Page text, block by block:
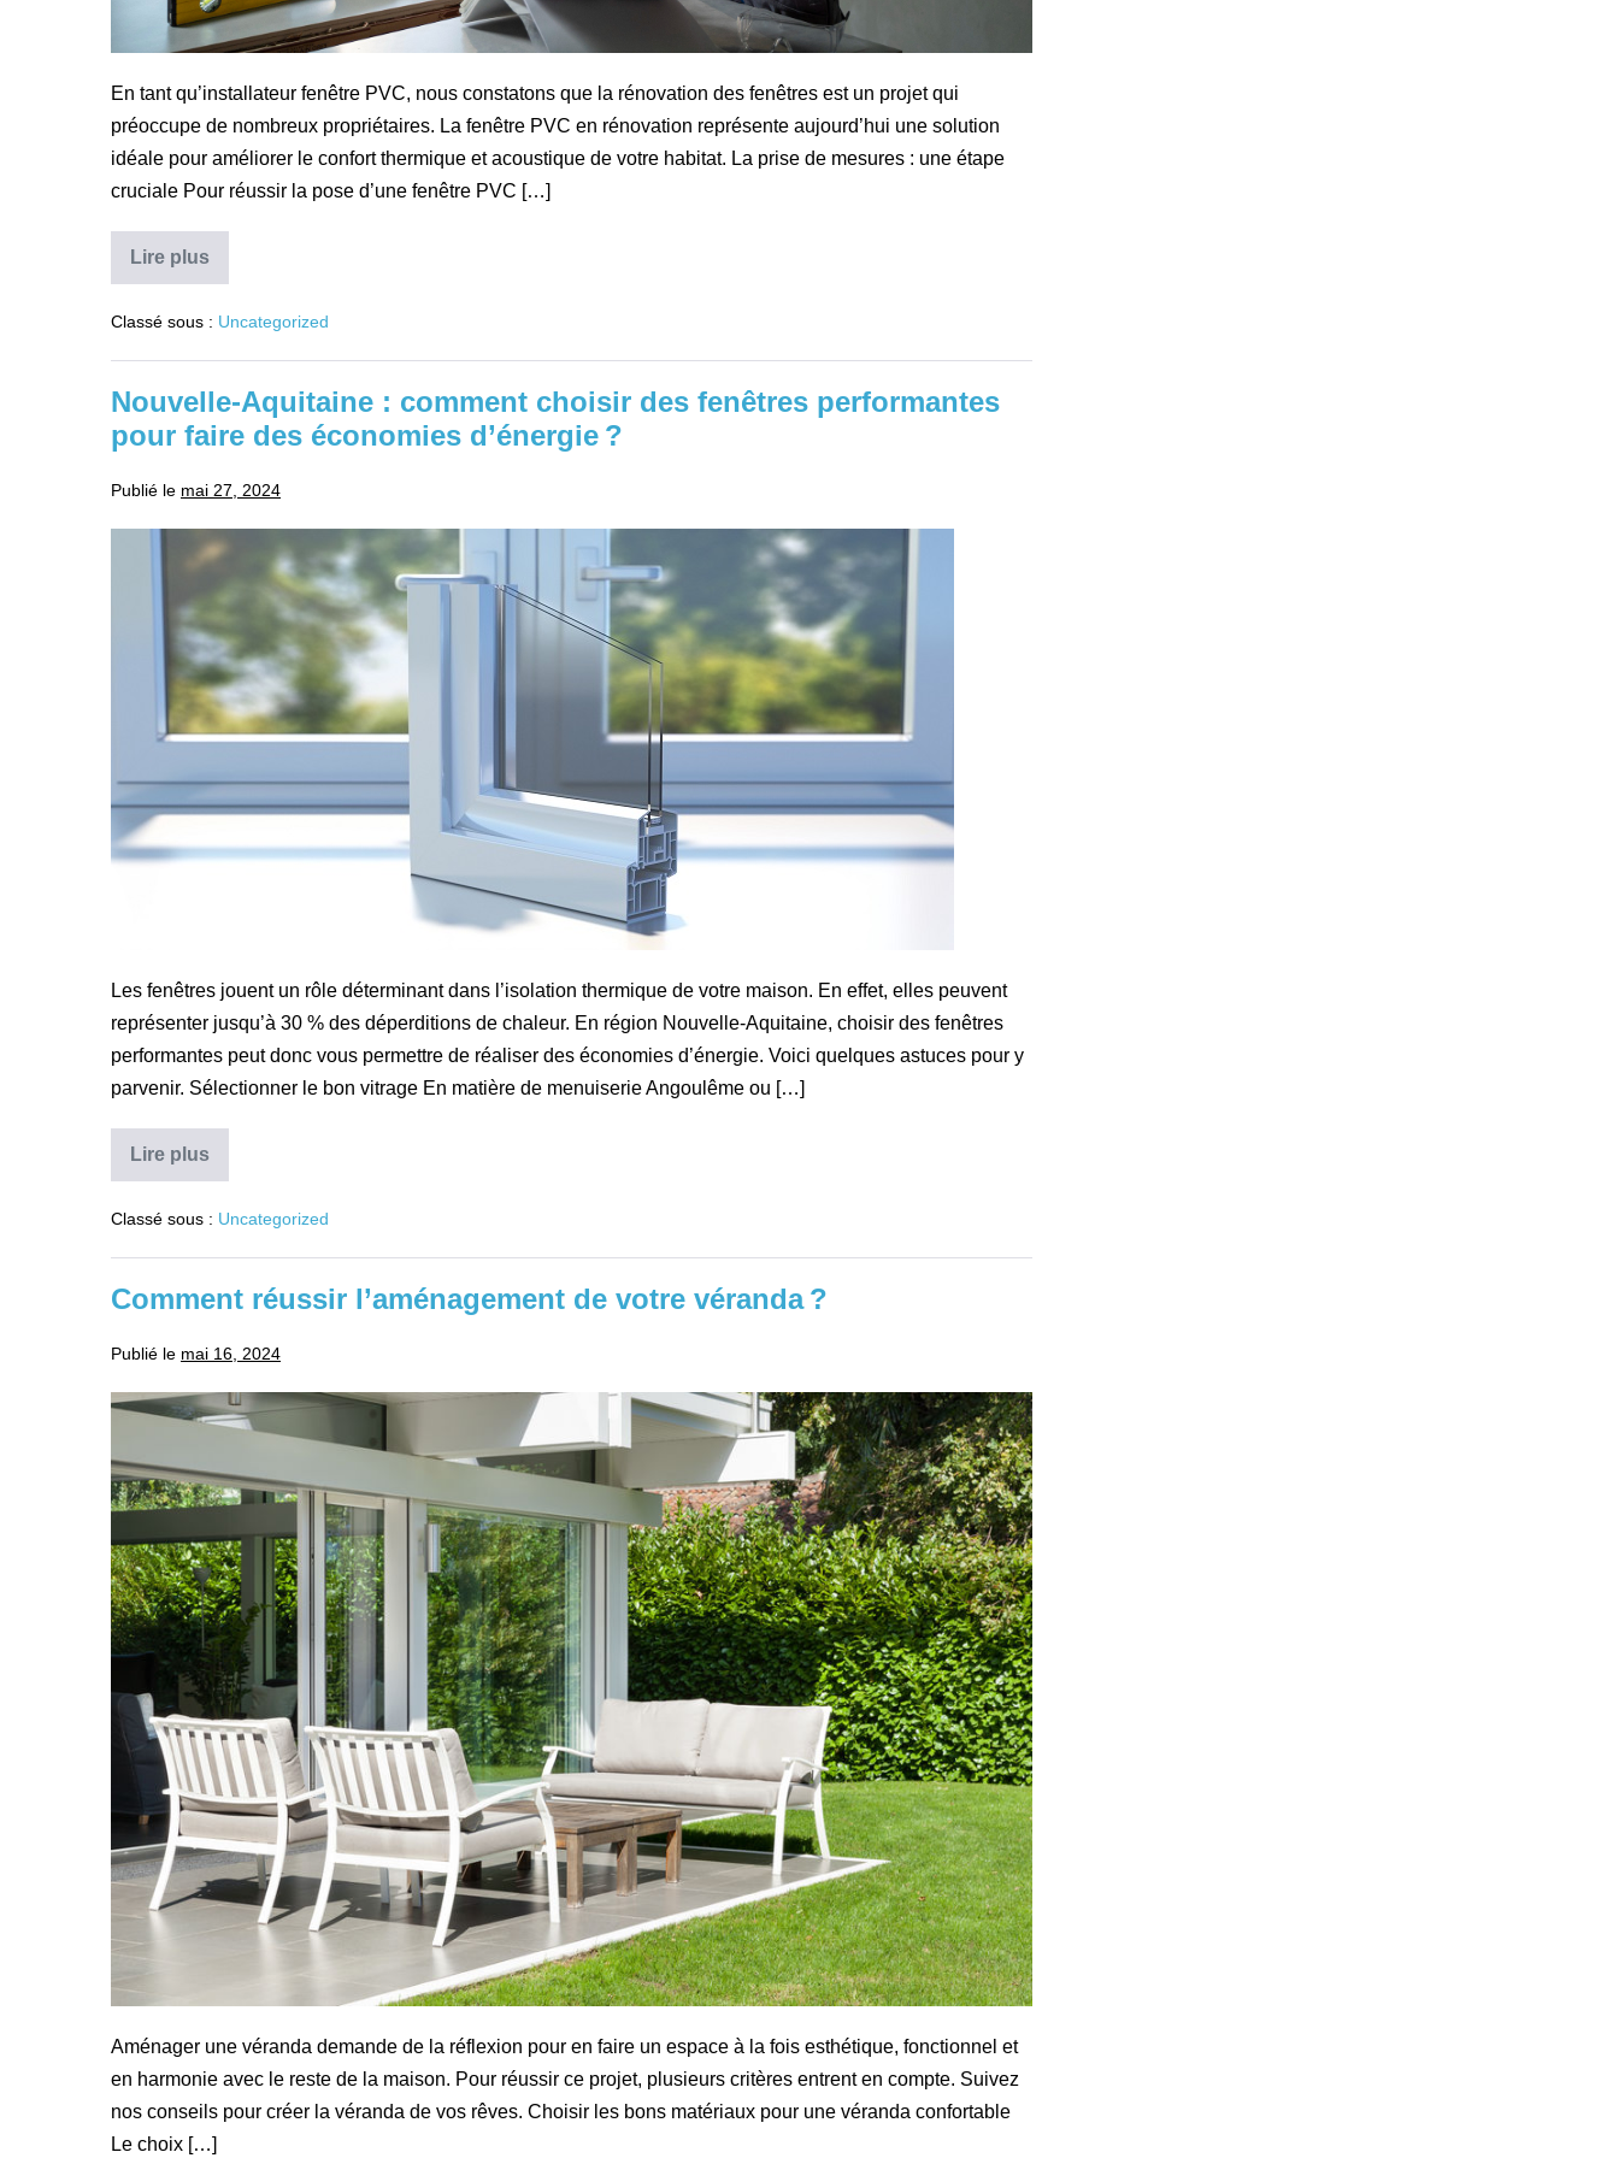
En tant qu’installateur fenêtre PVC, nous constatons que la rénovation des fenêtres est un projet qui
préoccupe de nombreux propriétaires. La fenêtre PVC en rénovation représente aujourd’hui une solution
idéale pour améliorer le confort thermique et acoustique de votre habitat. La prise de mesures : une étape
cruciale Pour réussir la pose d’une fenêtre PVC […]
Lire plusComment
réaliser
pose
fenêtre
PVC
lors
d’une
Classé sous : Uncategorized
Nouvelle-Aquitaine : comment choisir des fenêtres performantes
pour faire des économies d’énergie ?
Publié le mai 27, 2024
comment
fenêtres
performantes
faire
des
économies
Les fenêtres jouent un rôle déterminant dans l’isolation thermique de votre maison. En effet, elles peuvent
représenter jusqu’à 30 % des déperditions de chaleur. En région Nouvelle-Aquitaine, choisir des fenêtres
performantes peut donc vous permettre de réaliser des économies d’énergie. Voici quelques astuces pour y
parvenir. Sélectionner le bon vitrage En matière de menuiserie Angoulême ou […]
Lire plusNouvelle-
Aquitaine :
choisir
fenêtres
pour
faire
économies
Classé sous : Uncategorized
Comment réussir l’aménagement de votre véranda ?
Publié le mai 16, 2024
Comment
l’aménagement
de
votre
véranda ?
Aménager une véranda demande de la réflexion pour en faire un espace à la fois esthétique, fonctionnel et
en harmonie avec le reste de la maison. Pour réussir ce projet, plusieurs critères entrent en compte. Suivez
nos conseils pour créer la véranda de vos rêves. Choisir les bons matériaux pour une véranda confortable
Le choix […]